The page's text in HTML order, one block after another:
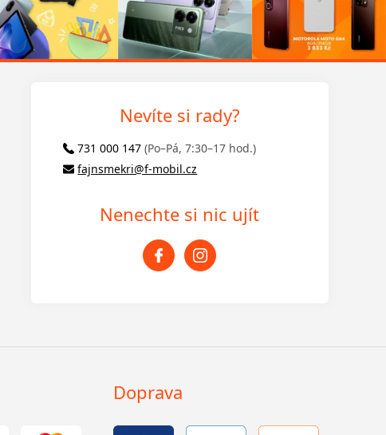
Nevíte si rady?
731 000 147 (Po–Pá, 7:30–17 hod.)
fajnsmekri@f-mobil.cz
Nenechte si nic ujít
Doprava